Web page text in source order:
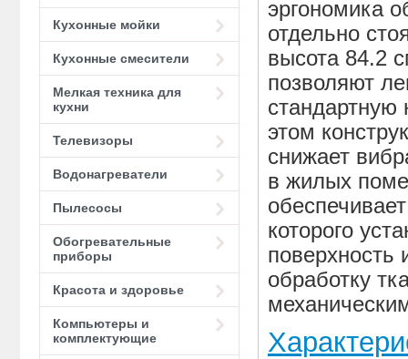
Кухонные мойки
Кухонные смесители
Мелкая техника для
кухни
Телевизоры
Водонагреватели
Пылесосы
Обогревательные
приборы
Красота и здоровье
Компьютеры и
комплектующие
эргономика
отдельно
высота 84.2
позволяют
стандартную
этом
снижает
в жилых
которого
обработку